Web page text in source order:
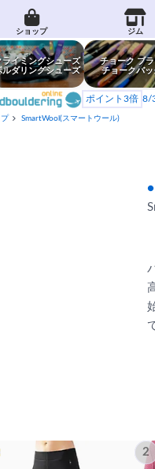
ショップ ジム
ライミングシューズ
ルダリングシューズ
チョーク ブ
チョークバッ
ポイント3倍 8/
プ SmartWool(スマートウール)
●
2